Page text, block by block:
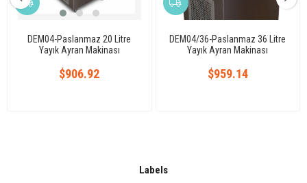
DEM04-Paslanmaz 20 Litre
Yayık Ayran Makinası
$906.92
DEM04/36-Paslanmaz 36 Litre
Yayık Ayran Makinası
$959.14
Labels